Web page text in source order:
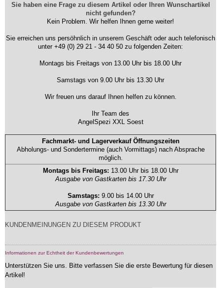
Sie haben eine Frage zu diesem Artikel oder Ihren Wunschartikel
nicht gefunden?
Kein Problem. Wir helfen Ihnen gerne weiter!
Sie erreichen uns persöhnlich in unserem Geschäft oder auch telefonisch
unter +49 (0) 29 21 - 34 40 50 zu folgenden Zeiten:
Montags bis Freitags von 13.00 Uhr bis 18.00 Uhr
Samstags von 9.00 Uhr bis 13.30 Uhr
Wir freuen uns darauf Ihnen helfen zu können.
Ihr Team des
AngelSpezi XXL Soest
Fachmarkt- und Lagerverkauf Öffnungszeiten
Abholungs- und Sondertermine (auch Vormittags) nach Absprache
möglich.
Montags bis Freitags: 13.00 Uhr bis 18.00 Uhr
Ausgabe von Gastkarten bis 17.30 Uhr
Samstags: 9.00 bis 14.00 Uhr
Ausgabe von Gastkarten bis 13.30 Uhr
KUNDENMEINUNGEN ZU DIESEM PRODUKT
Informationen zur Echtheit der Kundenbewertungen
Unterstützen Sie uns. Bitte verfassen Sie die erste Bewertung für diesen
Artikel!